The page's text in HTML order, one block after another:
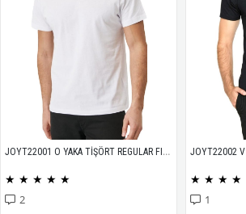
JOYT22001 O YAKA TİŞÖRT REGULAR FIT %100 PAMUK COMPACK PENYE
★ ★ ★ ★ ★
2
★ ★ ★ ★
1